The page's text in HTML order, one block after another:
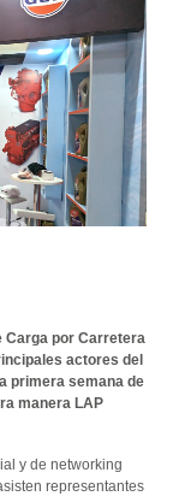
Carga por Carretera
actores del
primera semana de
manera LAP
y de networking
representantes